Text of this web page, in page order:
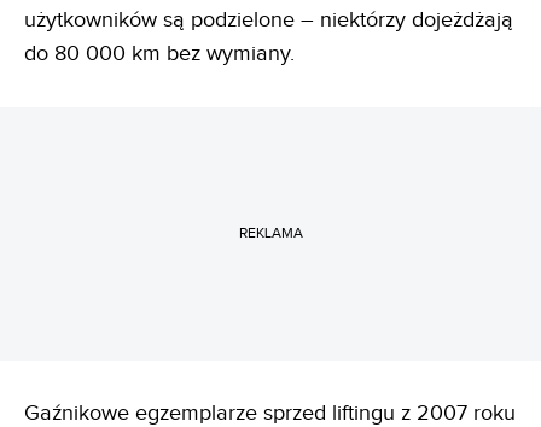
użytkowników są podzielone – niektórzy dojeżdżają
do 80 000 km bez wymiany.
REKLAMA
Gaźnikowe egzemplarze sprzed liftingu z 2007 roku